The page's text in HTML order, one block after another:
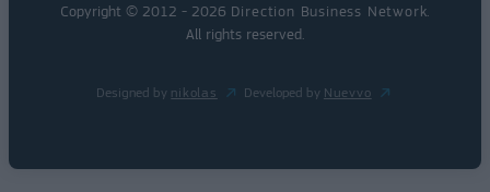
Copyright © 2012 - 2026 Direction Business Network.
All rights reserved.
Designed by nikolas Developed by Nuevvo